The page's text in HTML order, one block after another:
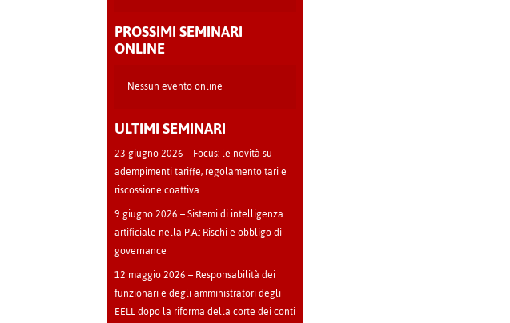
PROSSIMI SEMINARI
ONLINE
Nessun evento online
ULTIMI SEMINARI
23 giugno 2026 – Focus: le novità su
adempimenti tariffe, regolamento tari e
riscossione coattiva
9 giugno 2026 – Sistemi di intelligenza
artificiale nella P.A.: Rischi e obbligo di
governance
12 maggio 2026 – Responsabilità dei
funzionari e degli amministratori degli
EELL dopo la riforma della corte dei conti